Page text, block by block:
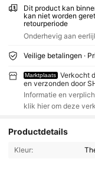
Dit product kan
kan niet worden
retourperiode
Onderhevig aan
Veilige betalingen ·
Marktplaats
Verkocht
en verzonden door
Informatie en
klik hier om deze
Productdetails
Kleur: